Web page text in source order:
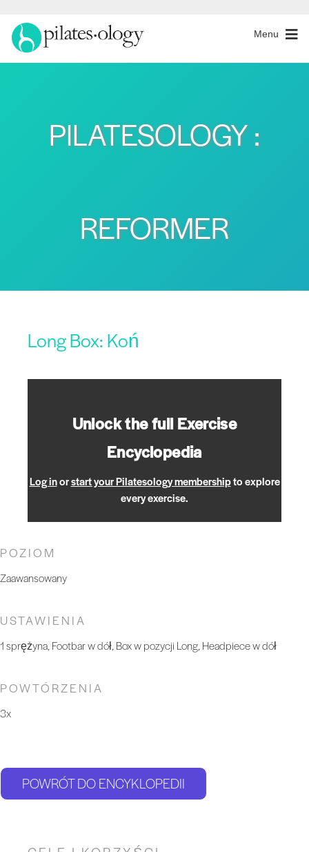
Menu
PILATESOLOGY :
REFORMER
Long Box: Koń
Unlock the full Exercise
Encyclopedia
Log inorstart your Pilatesology membershipto explore
every exercise.
POZIOM
Zaawansowany
USTAWIENIA
1 sprężyna, Footbar w dół, Box w pozycji Long, Headpiece w dół
POWTÓRZENIA
3x
POWRÓT DO ENCYKLOPEDII